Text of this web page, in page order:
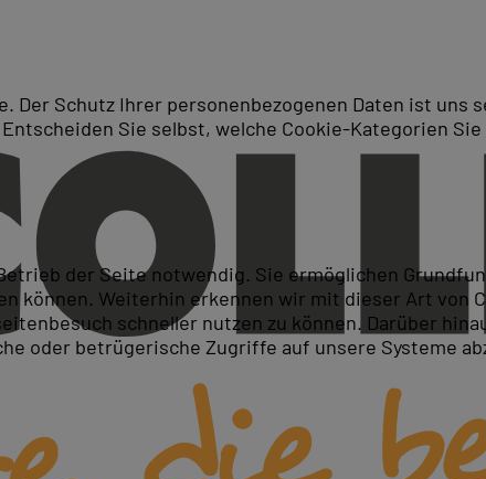
Media Publishing mit
Der Schutz Ihrer personenbezogenen Daten ist uns
Sie selbst, welche Cookie-Kategorien
der Seite notwendig. Sie ermöglichen
können. Weiterhin erkennen wir mit dieser Art von
schneller nutzen zu können. Darüber
oder betrügerische Zugriffe auf unsere Systeme